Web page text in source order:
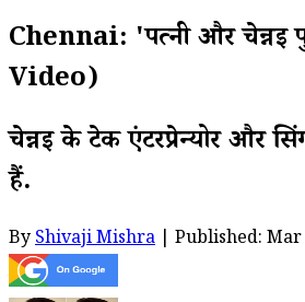
Chennai: 'पत्नी और चेन्नई
Video)
चेन्नई के टेक एंटरप्रेन्योर और
हैं.
ByShivaji Mishra | Published: